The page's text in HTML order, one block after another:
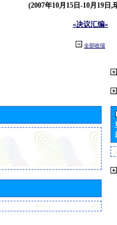
(2007年10月15日-10月19日,
«决议汇编»
全部收缩